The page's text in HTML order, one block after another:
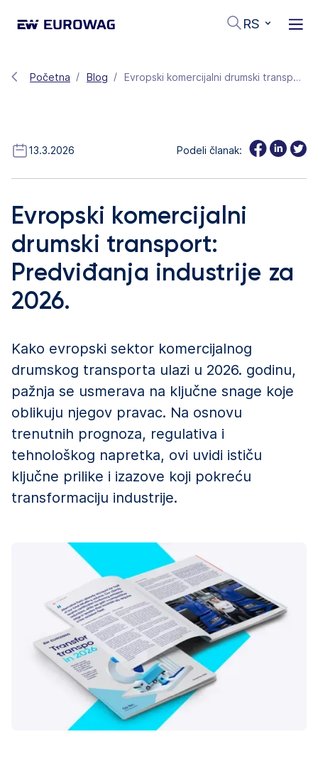
RS
Početna Blog Evropski komercijalni drumski transport: Predviđanja industrije za 2026.
13.3.2026 Podeli članak:
Evropski komercijalni
drumski transport:
Predviđanja industrije za
2026.
Kako evropski sektor komercijalnog
drumskog transporta ulazi u 2026. godinu,
pažnja se usmerava na ključne snage koje
oblikuju njegov pravac. Na osnovu
trenutnih prognoza, regulativa i
tehnološkog napretka, ovi uvidi ističu
ključne prilike i izazove koji pokreću
transformaciju industrije.